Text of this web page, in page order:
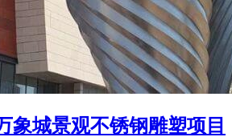
象城景观不锈钢雕塑项目